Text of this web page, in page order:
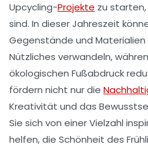
Upcycling-Projekte zu
sind. In dieser Jahreszeit
Gegenstände und
Nützliches verwandeln,
ökologischen Fußabdruck
fördern nicht nur die
Kreativität und das
Sie sich von einer Vielzahl
helfen, die Schönheit des